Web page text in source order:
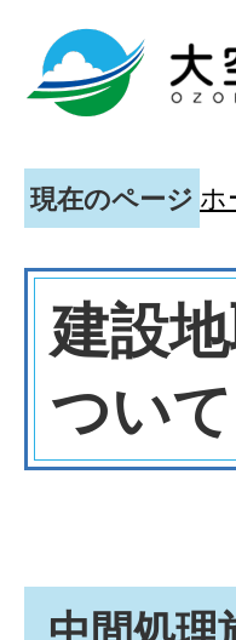
現在のページ ホ
建設
つい
中間処理